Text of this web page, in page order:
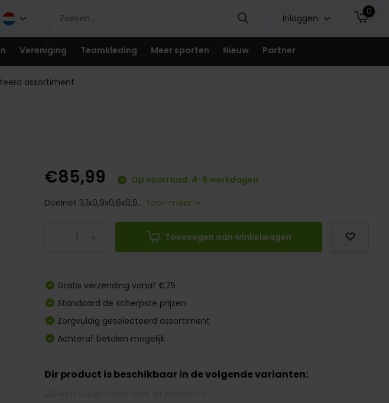
Inloggen
0
Vereniging Teamkleding Meer sporten Nieuw Partner
assortiment
€85,99
Op voorraad: 4-8 werkdagen
Doelnet 3,1x0,9x0,6x0,9... Toon meer
Toevoegen aan winkelwagen
Gratis verzending vanaf €75
Standaard de scherpste prijzen
Zorgvuldig geselecteerd assortiment
Achteraf betalen mogelijk
Dir product is beschikbaar in de volgende varianten: